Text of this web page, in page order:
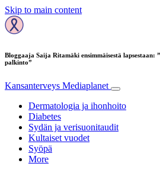
Skip to main content
Bloggaaja Saija Ritamäki ensimmäisestä lapsestaan:
palkinto”
Kansanterveys Mediaplanet
Dermatologia ja ihonhoito
Diabetes
Sydän ja verisuonitaudit
Kultaiset vuodet
Syöpä
More